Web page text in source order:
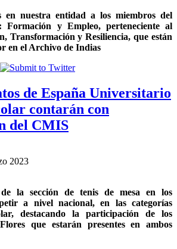
en nuestra entidad a los miembros del
Formación y Empleo, perteneciente al
Transformación y Resiliencia, que están
en el Archivo de Indias
de España Universitario
contarán con
del CMIS
2023
la sección de tenis de mesa en los
a nivel nacional, en las categorías
destacando la participación de los
que estarán presentes en ambos